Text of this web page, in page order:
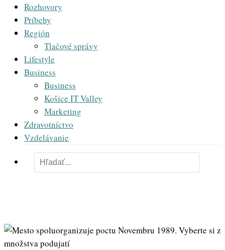
Rozhovory
Príbehy
Región
Tlačové správy
Lifestyle
Business
Business
Košice IT Valley
Marketing
Zdravotníctvo
Vzdelávanie